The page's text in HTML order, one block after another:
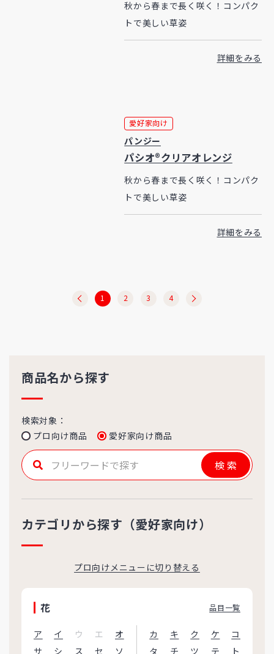
秋から春まで長く咲く！コンパク
トで美しい草姿
詳細をみる
愛好家向け
パンジー
パシオ®クリアオレンジ
秋から春まで長く咲く！コンパク
トで美しい草姿
詳細をみる
1 2 3 4
商品名から探す
検索対象：
プロ向け商品
愛好家向け商品
検索
カテゴリから探す（愛好家向け）
プロ向けメニューに切り替える
花 品目一覧
ア イ ウ エ オ カ キ ク ケ
コ
サ
シ ス セ ソ タ チ ツ テ
ト